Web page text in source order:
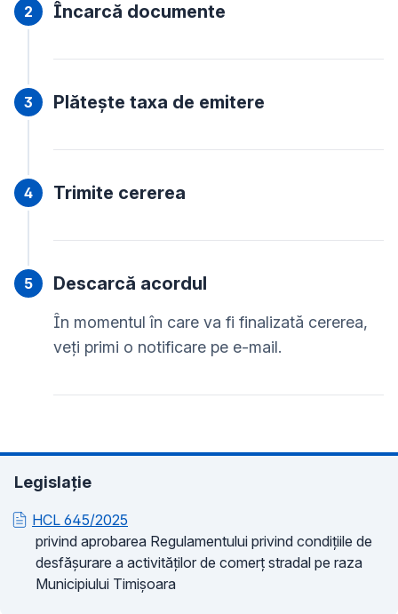
Încarcă documente
Plătește taxa de emitere
Trimite cererea
Descarcă acordul
În momentul în care va fi finalizată cererea,
veți primi o notificare pe e-mail.
Legislație
HCL 645/2025
privind aprobarea Regulamentului privind condițiile de
desfășurare a activităților de comerț stradal pe raza
Municipiului Timișoara